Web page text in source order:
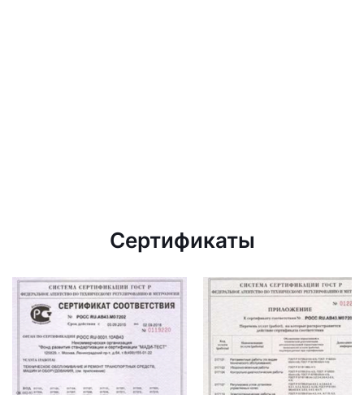
Сертификаты